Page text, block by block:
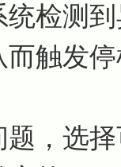
检测
而触发
题，选